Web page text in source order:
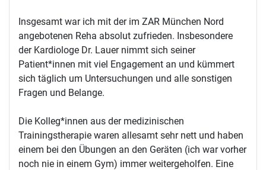
Insgesamt war ich mit der im ZAR München Nord
angebotenen Reha absolut zufrieden. Insbesondere
der Kardiologe Dr. Lauer nimmt sich seiner
Patient*innen mit viel Engagement an und kümmert
sich täglich um Untersuchungen und alle sonstigen
Fragen und Belange.
Die Kolleg*innen aus der medizinischen
Trainingstherapie waren allesamt sehr nett und haben
einem bei den Übungen an den Geräten (ich war vorher
noch nie in einem Gym) immer weitergeholfen. Eine